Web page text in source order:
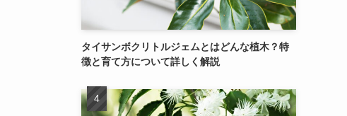
タイサンボクリトルジェムとはどんな植木？特
徴と育て方について詳しく解説